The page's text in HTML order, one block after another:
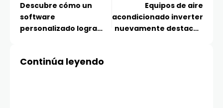
Descubre cómo un
software
personalizado logra
máxima seguridad de
Equipos de aire
acondicionado inverter
nuevamente destacan
Continúa leyendo